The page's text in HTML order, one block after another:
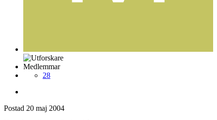
Medlemmar
28
Postad 20 maj 2004